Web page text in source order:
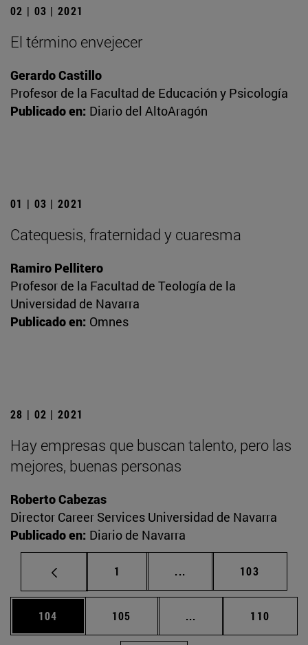
02 | 03 | 2021
El término envejecer
Gerardo Castillo
Profesor de la Facultad de Educación y Psicología
Publicado en: Diario del AltoAragón
01 | 03 | 2021
Catequesis, fraternidad y cuaresma
Ramiro Pellitero
Profesor de la Facultad de Teología de la
Universidad de Navarra
Publicado en: Omnes
28 | 02 | 2021
Hay empresas que buscan talento, pero las
mejores, buenas personas
Roberto Cabezas
Director Career Services Universidad de Navarra
Publicado en: Diario de Navarra
Página
1 ... Páginas intermedias
Página
103
Página
104 Página
105 ... Páginas intermedias
Página
110